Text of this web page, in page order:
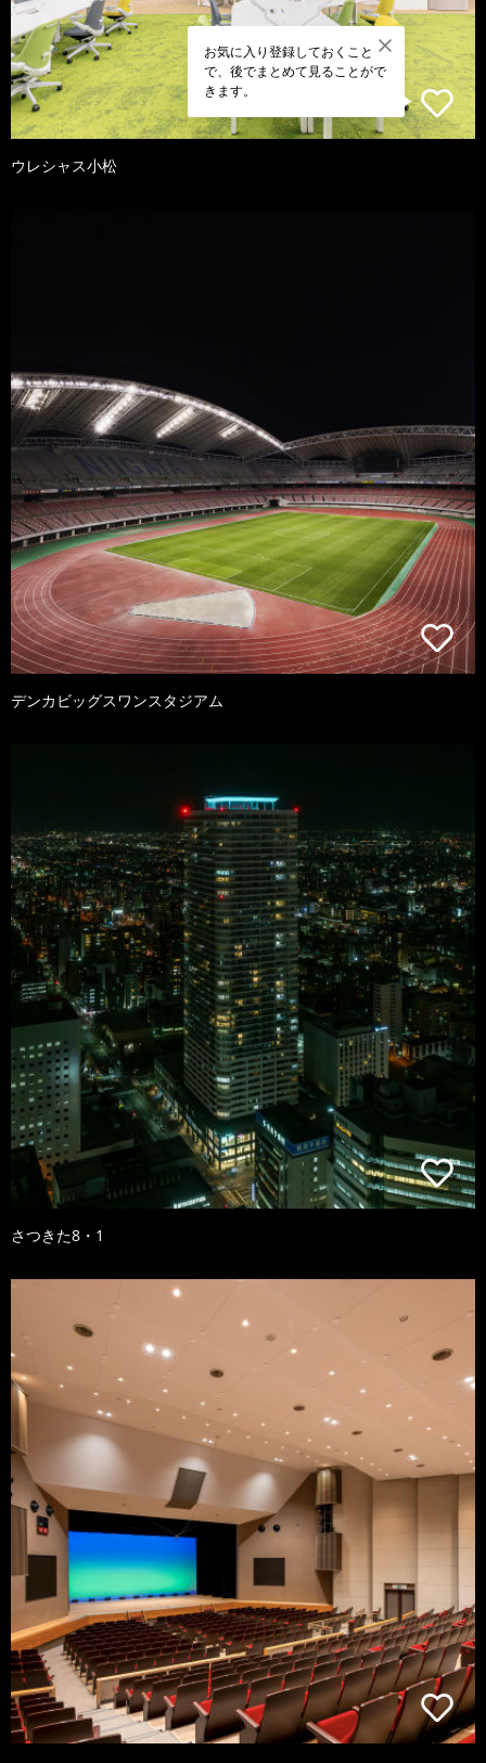
お気に入り登録しておくこと
で、後でまとめて見ることがで
きます。
ウレシャス小松
デンカビッグスワンスタジアム
さつきた8・1